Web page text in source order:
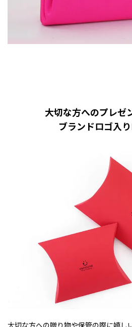
大切な方へのプレゼ
ブランドロゴ入